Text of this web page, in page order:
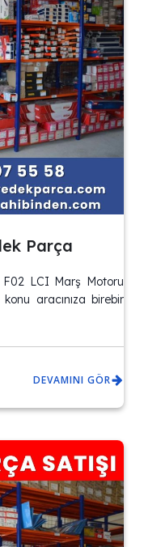
Parça
LCI Marş Motoru
aracınıza birebir
DEVAMINI GÖR